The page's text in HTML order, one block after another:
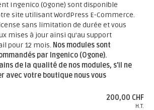
Ingenico (Ogone) sont disponible
site utilisant WordPress E-Commerce.
sans limitation de durée et vous
mises à jour ainsi qu’au support
pour 12 mois. Nos modules sont
par Ingenico (Ogone).
de la qualité de nos modules, s’il ne
avec votre boutique nous vous
200,00 CHF
H.T.